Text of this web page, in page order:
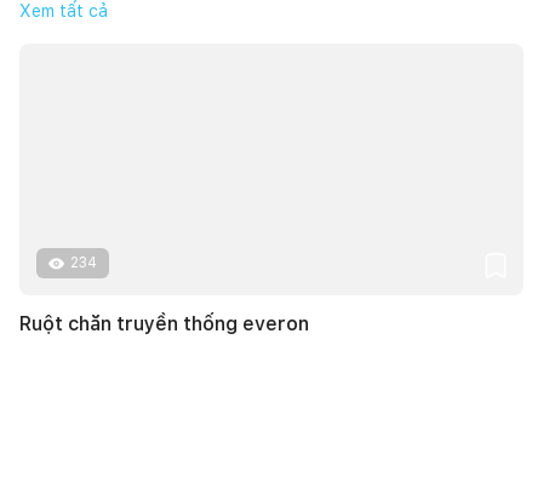
Xem tất cả
234
Ruột chăn truyền thống everon